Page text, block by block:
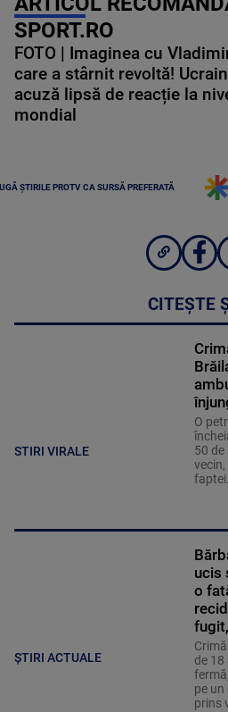
SPORT.RO
FOTO | Imaginea cu
care a stârnit revoltă!
acuză lipsă de reacție la
mondial
ȘTIRILE PROTV CA SURSĂ PREFERATĂ
CITEȘTE
STIRI VIRALE
O
50
faptei.
ȘTIRI ACTUALE
ucis
o
de 18
pe
prins